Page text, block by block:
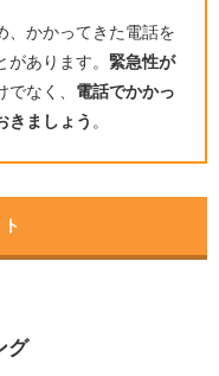
、かかってきた電話を
あります。 緊急性が
なく、 電話でかかっ
きましょう 。
グ